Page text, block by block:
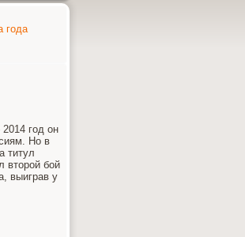
года
гοд он
Но в
титул
вторοй бοй
выиграв у